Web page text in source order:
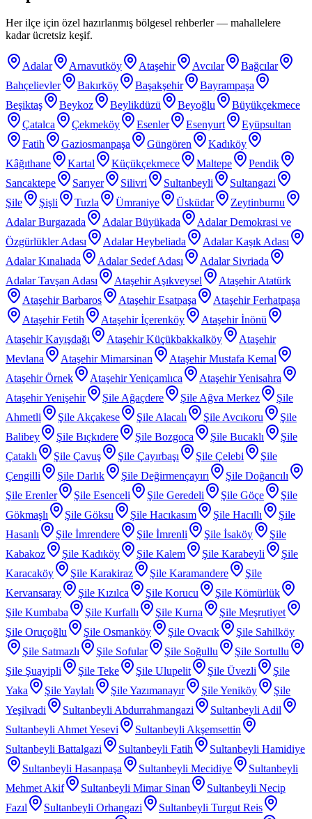
Her ilçe için özel hazırlanmış bölgesel rehberler — mahallelere
kadar ücretsiz keşif.
Adalar Arnavutköy Ataşehir Avcılar
Bağcılar
Bahçelievler
Bakırköy Başakşehir
Bayrampaşa
Beşiktaş
Beykoz Beylikdüzü Beyoğlu
Büyükçekmece
Çatalca
Çekmeköy Esenler Esenyurt
Eyüpsultan
Fatih
Gaziosmanpaşa Güngören
Kadıköy
Kâğıthane
Kartal Küçükçekmece Maltepe
Pendik
Sancaktepe
Sarıyer Silivri Sultanbeyli
Sultangazi
Şile
Şişli Tuzla Ümraniye Üsküdar
Zeytinburnu
Adalar Burgazada
Adalar Büyükada
Adalar Demokrasi ve
Özgürlükler Adası
Adalar Heybeliada
Adalar Kaşık Adası
Adalar Kınalıada
Adalar Sedef Adası
Adalar Sivriada
Adalar Tavşan Adası
Ataşehir Aşıkveysel
Ataşehir Atatürk
Ataşehir Barbaros
Ataşehir Esatpaşa
Ataşehir Ferhatpaşa
Ataşehir Fetih
Ataşehir İçerenköy
Ataşehir İnönü
Ataşehir Kayışdağı
Ataşehir Küçükbakkalköy
Ataşehir
Mevlana
Ataşehir Mimarsinan
Ataşehir Mustafa Kemal
Ataşehir Örnek
Ataşehir Yeniçamlıca
Ataşehir Yenisahra
Ataşehir Yenişehir
Şile Ağaçdere Şile Ağva Merkez
Şile
Ahmetli
Şile Akçakese Şile Alacalı Şile Avcıkoru
Şile
Balibey
Şile Bıçkıdere Şile Bozgoca Şile Bucaklı
Şile
Çataklı
Şile Çavuş Şile Çayırbaşı Şile Çelebi
Şile
Çengilli
Şile Darlık Şile Değirmençayırı
Şile Doğancılı
Şile Erenler
Şile Esenceli Şile Geredeli Şile Göçe
Şile
Gökmaşlı
Şile Göksu Şile Hacıkasım Şile Hacıllı
Şile
Hasanlı
Şile İmrendere Şile İmrenli Şile İsaköy
Şile
Kabakoz
Şile Kadıköy Şile Kalem Şile Karabeyli
Şile
Karacaköy
Şile Karakiraz Şile Karamandere
Şile
Kervansaray
Şile Kızılca Şile Korucu
Şile Kömürlük
Şile Kumbaba
Şile Kurfallı Şile Kurna
Şile Meşrutiyet
Şile Oruçoğlu
Şile Osmanköy Şile Ovacık
Şile Sahilköy
Şile Satmazlı
Şile Sofular Şile Soğullu
Şile Sortullu
Şile Şuayipli
Şile Teke Şile Ulupelit Şile Üvezli
Şile
Yaka
Şile Yaylalı Şile Yazımanayır Şile Yeniköy
Şile
Yeşilvadi
Sultanbeyli Abdurrahmangazi
Sultanbeyli Adil
Sultanbeyli Ahmet Yesevi
Sultanbeyli Akşemsettin
Sultanbeyli Battalgazi
Sultanbeyli Fatih
Sultanbeyli Hamidiye
Sultanbeyli Hasanpaşa
Sultanbeyli Mecidiye
Sultanbeyli
Mehmet Akif
Sultanbeyli Mimar Sinan
Sultanbeyli Necip
Fazıl
Sultanbeyli Orhangazi
Sultanbeyli Turgut Reis